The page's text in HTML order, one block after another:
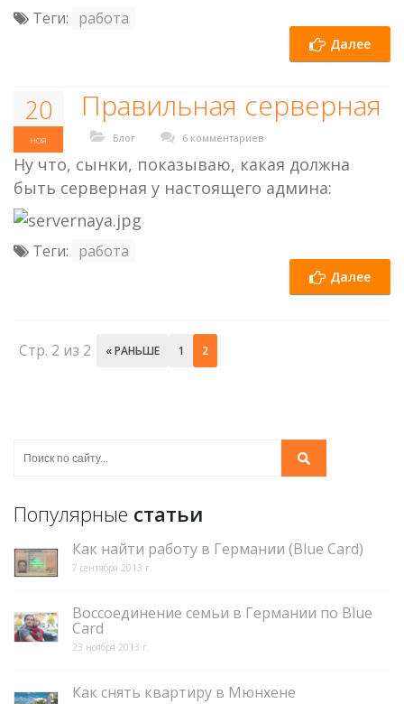
Теги: работа
Далее
20
ноя
Правильная серверная
Блог 6 комментариев
Ну что, сынки, показываю, какая должна
быть серверная у настоящего админа:
Теги: работа
Далее
Стр. 2 из 2 « РАНЬШЕ 1 2
Популярные статьи
Как найти работу в Германии (Blue Card)
7 сентября 2013 г.
Воссоединение семьи в Германии по Blue
Card
23 ноября 2013 г.
Как снять квартиру в Мюнхене